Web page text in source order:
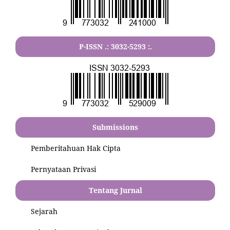
P-ISSN .: 3032-5293 :.
Submissions
Pemberitahuan Hak Cipta
Pernyataan Privasi
Tentang Jurnal
Sejarah